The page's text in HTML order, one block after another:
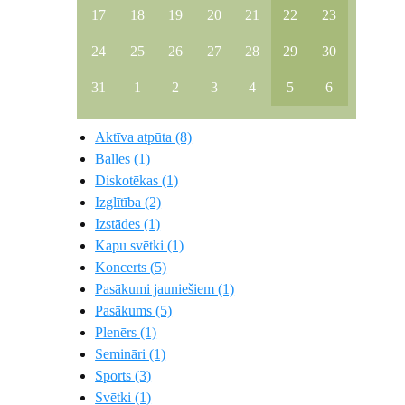
17 18 19 20 21 22 23
24 25 26 27 28 29 30
31 1 2 3 4 5 6
Aktīva atpūta (8)
Balles (1)
Diskotēkas (1)
Izglītība (2)
Izstādes (1)
Kapu svētki (1)
Koncerts (5)
Pasākumi jauniešiem (1)
Pasākums (5)
Plenērs (1)
Semināri (1)
Sports (3)
Svētki (1)